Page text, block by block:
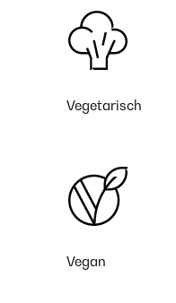
Vegetarisch
Vegan